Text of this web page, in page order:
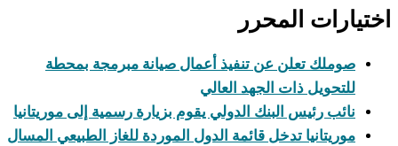
اختيارات المحرر
صوملك تعلن عن تنفيذ أعمال صيانة مبرمجة بمحطة
للتحويل ذات الجهد العالي
نائب رئيس البنك الدولي يقوم بزيارة رسمية إلى موريتانيا
موريتانيا تدخل قائمة الدول الموردة للغاز الطبيعي المسال